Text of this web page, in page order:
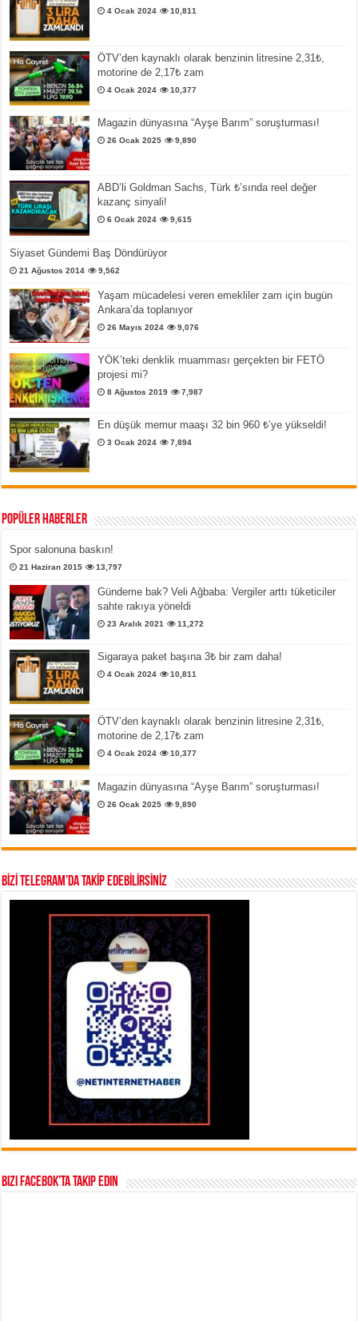
4 Ocak 2024 10,811
ÖTV’den kaynaklı olarak benzinin litresine 2,31₺,
motorine de 2,17₺ zam
4 Ocak 2024 10,377
Magazin dünyasına “Ayşe Barım” soruşturması!
26 Ocak 2025 9,890
ABD’li Goldman Sachs, Türk ₺’sında reel değer
kazanç sinyali!
6 Ocak 2024 9,615
Siyaset Gündemi Baş Döndürüyor
21 Ağustos 2014 9,562
Yaşam mücadelesi veren emekliler zam için bugün
Ankara’da toplanıyor
26 Mayıs 2024 9,076
YÖK’teki denklik muamması gerçekten bir FETÖ
projesi mi?
8 Ağustos 2019 7,987
En düşük memur maaşı 32 bin 960 ₺’ye yükseldi!
3 Ocak 2024 7,894
Popüler Haberler
Spor salonuna baskın!
21 Haziran 2015 13,797
Gündeme bak? Veli Ağbaba: Vergiler arttı tüketiciler
sahte rakıya yöneldi
23 Aralık 2021 11,272
Sigaraya paket başına 3₺ bir zam daha!
4 Ocak 2024 10,811
ÖTV’den kaynaklı olarak benzinin litresine 2,31₺,
motorine de 2,17₺ zam
4 Ocak 2024 10,377
Magazin dünyasına “Ayşe Barım” soruşturması!
26 Ocak 2025 9,890
BİZİ TELEGRAM’DA TAKİP EDEBİLİRSİNİZ
Bizi Facebok’ta takip edin